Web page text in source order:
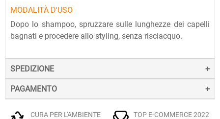
MODALITÀ D'USO
Dopo lo shampoo, spruzzare sulle lunghezze dei capelli
bagnati e procedere allo styling, senza risciacquo.
SPEDIZIONE
La spedizione dei prodotti avviene entro 24 ore dall'ordine
(sabato e festivi esclusi), tramite corriere SDA.
Quando l'ordine sarà spedito, riceverai una e-mail di
PAGAMENTO
Il pagamento degli ordini può avvenire:
CURA PER L'AMBIENTE TOP E-COMMERCE 2022